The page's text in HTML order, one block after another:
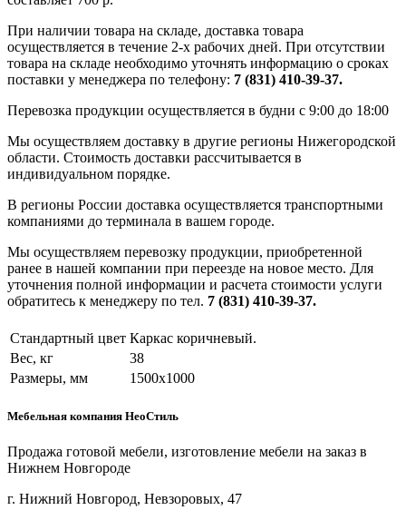
При наличии товара на складе, доставка товара
осуществляется в течение 2-х рабочих дней. При отсутствии
товара на складе необходимо уточнять информацию о сроках
поставки у менеджера по телефону: 7 (831) 410-39-37.
Перевозка продукции осуществляется в будни с 9:00 до 18:00
Мы осуществляем доставку в другие регионы Нижегородской
области. Стоимость доставки рассчитывается в
индивидуальном порядке.
В регионы России доставка осуществляется транспортными
компаниями до терминала в вашем городе.
Мы осуществляем перевозку продукции, приобретенной
ранее в нашей компании при переезде на новое место. Для
уточнения полной информации и расчета стоимости услуги
обратитесь к менеджеру по тел. 7 (831) 410-39-37.
Стандартный цвет Каркас коричневый.
Вес, кг
38
Размеры, мм
1500х1000
Мебельная компания НеоСтиль
Продажа готовой мебели, изготовление мебели на заказ в
Нижнем Новгороде
г. Нижний Новгород, Невзоровых, 47